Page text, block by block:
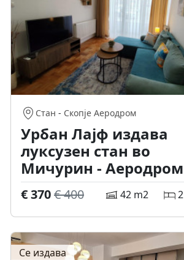
Стан - Скопје Аеродром
Урбан Лајф издава
луксузен стан во
Мичурин - Аеродром
€ 370€ 400 42 m2 2
Се издава